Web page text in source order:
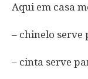
Aqui em casa
– chinelo serve
– cinta serve